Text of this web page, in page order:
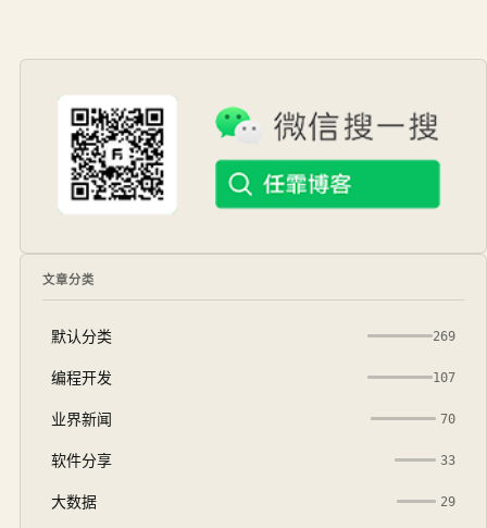
文章分类
默认分类 269
编程开发 107
业界新闻 70
软件分享 33
大数据 29